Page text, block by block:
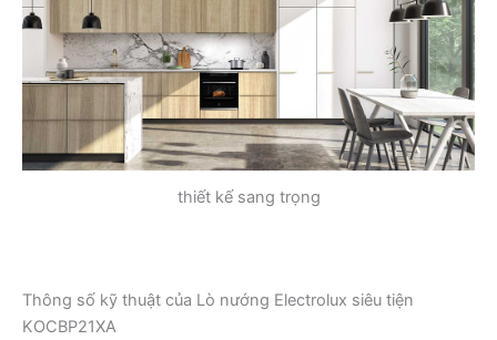
thiết kế sang trọng
Thông số kỹ thuật của Lò nướng Electrolux siêu tiện
KOCBP21XA